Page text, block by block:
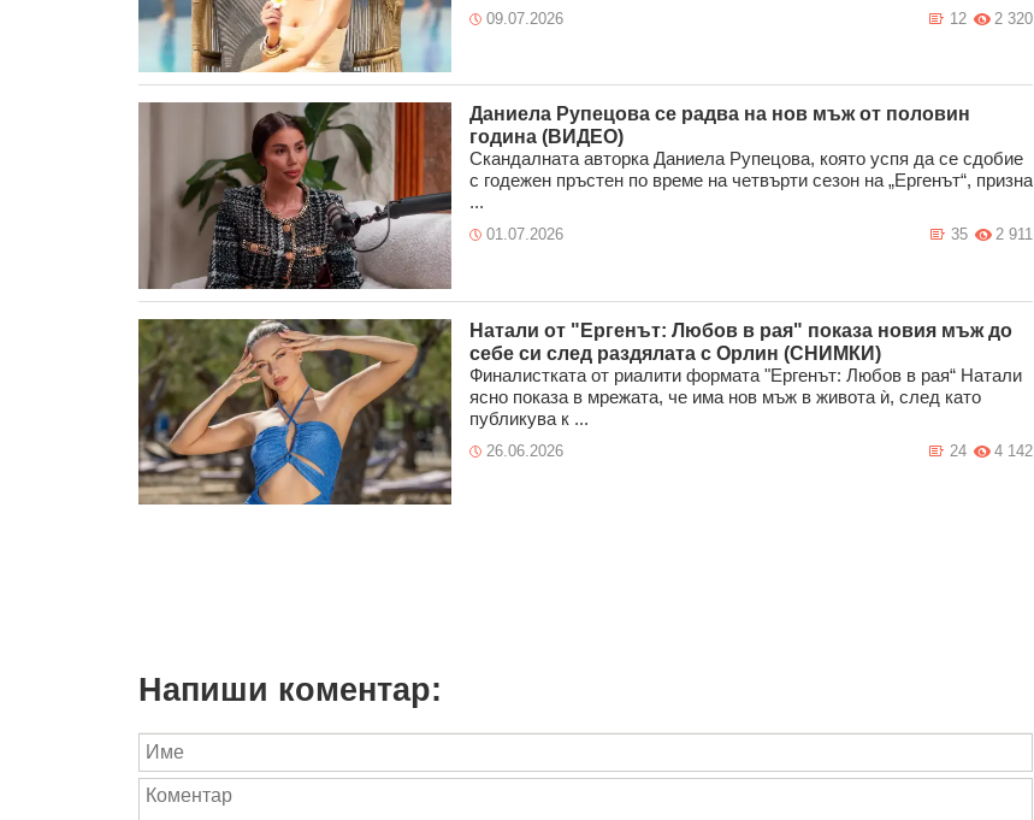
09.07.2026 2 320
12
Даниела Рупецова се радва на нов мъж от половин
година (ВИДЕО)
Скандалната авторка Даниела Рупецова, която успя да се сдобие
с годежен пръстен по време на четвърти сезон на „Ергенът“, призна
...
01.07.2026 2 911
35
Натали от "Ергенът: Любов в рая" показа новия мъж до
себе си след раздялата с Орлин (СНИМКИ)
Финалистката от риалити формата "Ергенът: Любов в рая“ Натали
ясно показа в мрежата, че има нов мъж в живота ѝ, след като
публикува к ...
26.06.2026 4 142
24
Напиши коментар: